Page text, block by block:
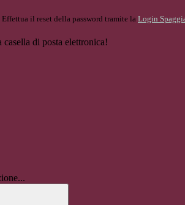
il reset della password tramite la Login
di posta elettronica!